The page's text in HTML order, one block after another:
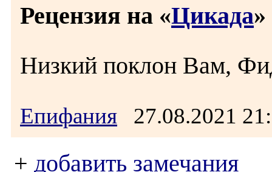
Рецензия на «Цикада»
Низкий поклон Вам,
Епифания 27.08.2021
+ добавить замечания